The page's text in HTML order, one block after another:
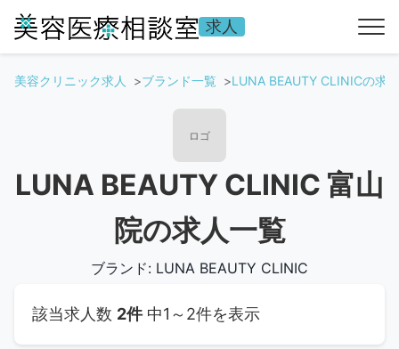
求人
美容クリニック求人 ブランド一覧 LUNA BEAUTY CLINICの求
ロゴ
LUNA BEAUTY CLINIC 富山
院の求人一覧
ブランド: LUNA BEAUTY CLINIC
該当求人数 2件中1～2件を表示